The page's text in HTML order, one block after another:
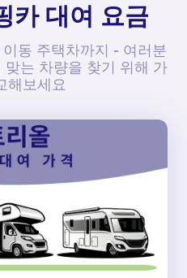
카 대여 요금
동 주택차까지 - 여러분
는 차량을 찾기 위해 가
해보세요